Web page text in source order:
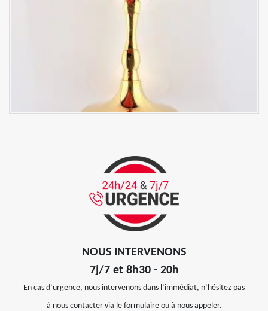
NOUS INTERVENONS
7j/7 et 8h30 - 20h
En cas d’urgence, nous intervenons dans l’immédiat, n’hésitez pas
à nous contacter via le formulaire ou à nous appeler.